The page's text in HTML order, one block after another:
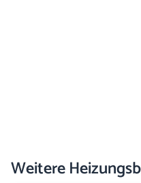
Weitere